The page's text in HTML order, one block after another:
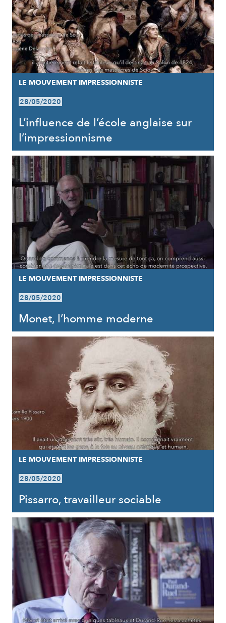
LE MOUVEMENT IMPRESSIONNISTE
28/05/2020
L’influence de l’école anglaise sur
l’impressionnisme
LE MOUVEMENT IMPRESSIONNISTE
28/05/2020
Monet, l’homme moderne
LE MOUVEMENT IMPRESSIONNISTE
28/05/2020
Pissarro, travailleur sociable